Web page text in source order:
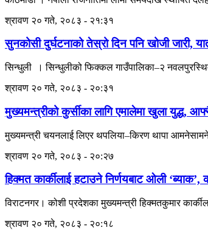
श्रावण २० गते, २०८३ - २१:३१
सुनकोसी दुर्घटनाको तेस्रो दिन पनि खोजी जारी,
सिन्धुली । सिन्धुलीको फिक्कल गाउँपालिका–२
श्रावण २० गते, २०८३ - २०:३१
मुख्यमन्त्रीको कुर्सीका लागि एमालेमा खुला युद्ध,
मुख्यमन्त्री चयनलाई लिएर थपलिया–किरण थापा
श्रावण २० गते, २०८३ - २०:२७
हिक्मत कार्कीलाई हटाउने निर्णयबाट ओली ‘ब्याक’,
विराटनगर। कोशी प्रदेशका मुख्यमन्त्री हिक्मतकुमार
श्रावण २० गते, २०८३ - २०:१८